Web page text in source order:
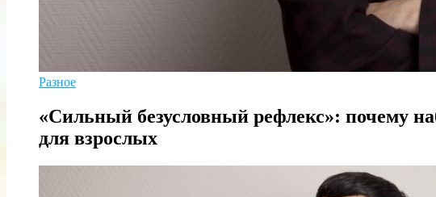
Разное
«Сильный безусловный рефлекс»: почему
для взрослых